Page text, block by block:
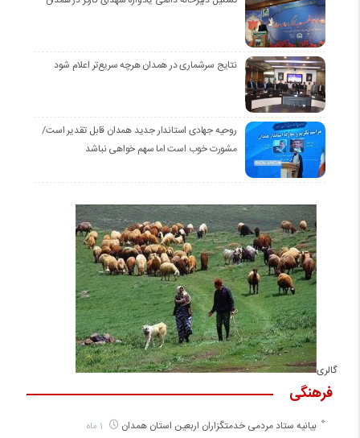
نتایج سرشماری در همدان هرچه سریع‌تر اعلام شود
روحیه جهادی استاندار جدید همدان قابل تقدیر است/
مشورت خوب است اما سهم خواهی نباشد
گالری
فرهنگی
بیانیه ستاد مردمی خدمتگزاران اربعین استان همدان